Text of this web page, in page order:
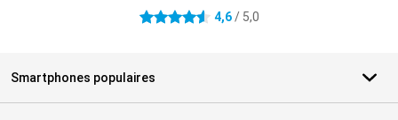
4.6 étoiles 4,6/ 5,0
Smartphones populaires